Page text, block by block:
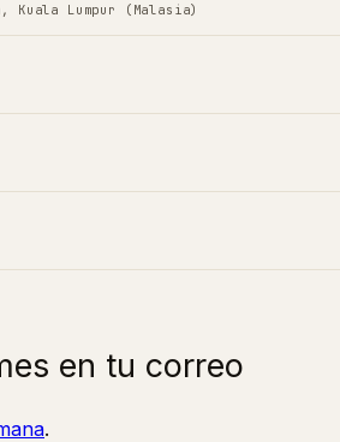
Kuala Lumpur (Malasia)
en tu correo
.